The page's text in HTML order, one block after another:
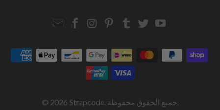
EmailStrapcode
Facebook
Strapcode
Instagram
Strapcode
Pinterest
Strapcode
Tumblr
Strapcode
TwitterYouTube
© 2026 Strapcode